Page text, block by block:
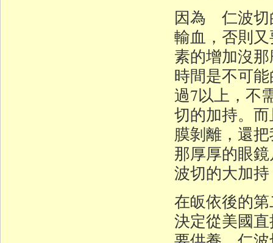
因為 仁波切
輸血，否則
素的增加沒
時間是不可
過7以上，不
切的加持。
膜剝離，還
那厚厚的眼
波切的大加
在皈依後的
決定從美國